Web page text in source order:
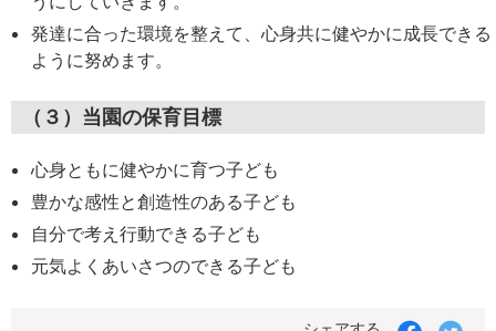
発達に合った環境を整えて、心身共に健やかに成長できる
ように努めます。
（３）当園の保育目標
心身ともに健やかに育つ子ども
豊かな感性と創造性のある子ども
自分で考え行動できる子ども
元気よくあいさつのできる子ども